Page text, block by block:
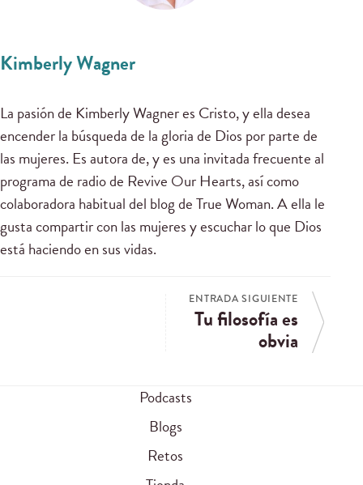
Kimberly Wagner
La pasión de Kimberly Wagner es Cristo, y ella desea
encender la búsqueda de la gloria de Dios por parte de
las mujeres. Es autora de, y es una invitada frecuente al
programa de radio de Revive Our Hearts, así como
colaboradora habitual del blog de True Woman. A ella le
gusta compartir con las mujeres y escuchar lo que Dios
está haciendo en sus vidas.
ENTRADA SIGUIENTE
Tu filosofía es
obvia
Podcasts
Blogs
Retos